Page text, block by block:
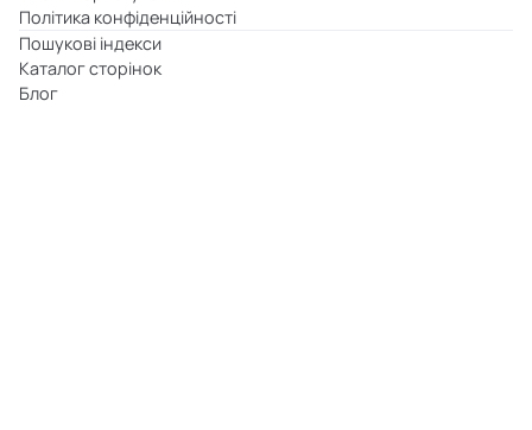
Політика конфіденційності
Пошукові індекси
Каталог сторінок
Блог